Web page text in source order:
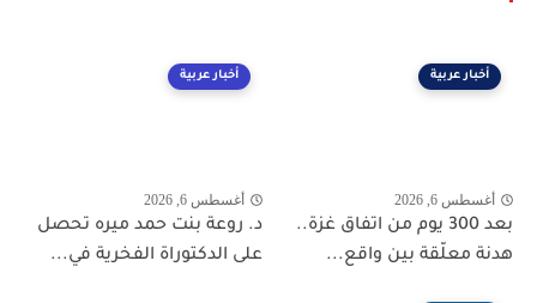
أخبار عربية
أغسطس 6, 2026
بعد 300 يوم من اتفاق غزة..
هدنة معلّقة بين واقع...
أخبار عربية
أغسطس 6, 2026
د. روعة بنت حمد ميره تحصل
على الدكتوراة الفخرية في...